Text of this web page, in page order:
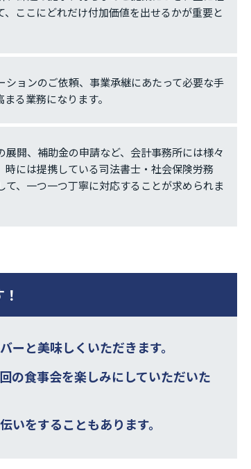
ここにどれだけ付加価値を出せるかが重要と
ョンのご依頼、事業承継にあたって必要な手
る業務になります。
開、補助金の申請など、会計事務所には様々
には提携している司法書士・社会保険労務
、一つ一つ丁寧に対応することが求められま
ーと美味しくいただきます。
の食事会を楽しみにしていただいた
いをすることもあります。